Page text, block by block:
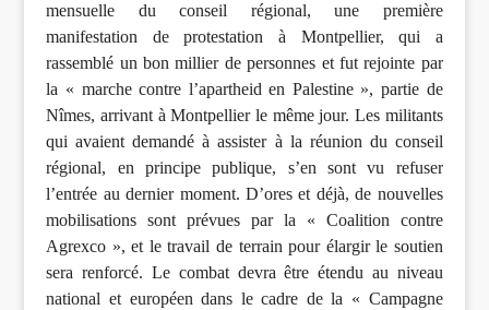
mensuelle du conseil régional, une première
manifestation de protestation à Montpellier, qui a
rassemblé un bon millier de personnes et fut rejointe par
la « marche contre l’apartheid en Palestine », partie de
Nîmes, arrivant à Montpellier le même jour. Les militants
qui avaient demandé à assister à la réunion du conseil
régional, en principe publique, s’en sont vu refuser
l’entrée au dernier moment. D’ores et déjà, de nouvelles
mobilisations sont prévues par la « Coalition contre
Agrexco », et le travail de terrain pour élargir le soutien
sera renforcé. Le combat devra être étendu au niveau
national et européen dans le cadre de la « Campagne